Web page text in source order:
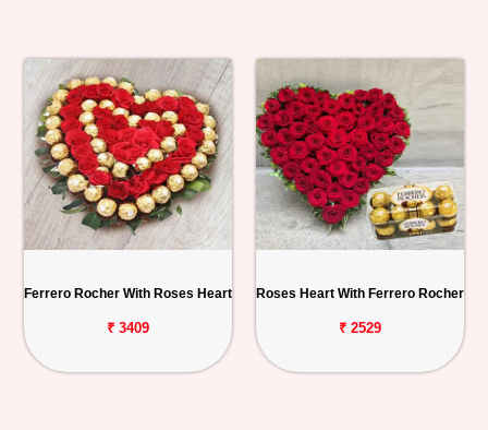
Ferrero Rocher With Roses Heart
₹ 3409
Roses Heart With Ferrero Rocher
₹ 2529